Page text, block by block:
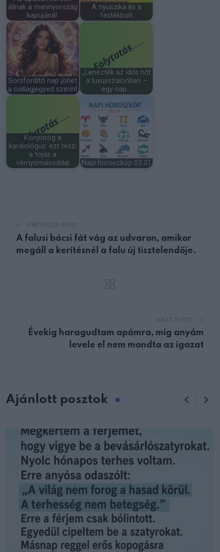
állnak a mennyország
kapujánál.
A nyuszika és a
festékbolt
Sorsfordító nap jöhet
a csillagjegyed szerint
„Lenézték az idős nőt
a luxusszalonban –
egy nap…
Könyörög a
kardiológus: ezt teszi
a tojás a
vérnyomásoddal
Napi horoszkóp 03.31
A falusi bácsi fát vág az udvaron, amikor
megáll a kerítésnél a falu új tisztelendője.
Évekig haragudtam apámra, míg anyám
levele el nem mondta az igazat
Ajánlott posztok